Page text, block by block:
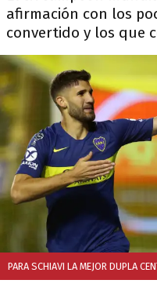
afirmación con los
convertido y los que
PARA SCHIAVI LA MEJOR DUPLA